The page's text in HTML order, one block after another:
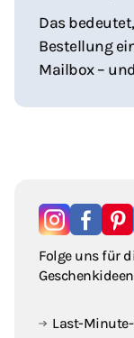
Das
Bestellung
Mailbox –
Folge uns für
Last-